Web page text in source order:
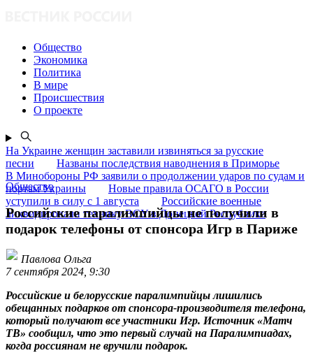
Общество
Экономика
Политика
В мире
Происшествия
О проекте
На Украине женщин заставили извиняться за русские
песни
Названы последствия наводнения в Приморье
В Минобороны РФ заявили о продолжении ударов по судам и
портам Украины
Новые правила ОСАГО в России
уступили в силу с 1 августа
Российские военные
ликвидировали технику ВСУ в Донецкой Республике
Общество
Российские паралимпийцы не получили в
подарок телефоны от спонсора Игр в Париже
Павлова Ольга
7 сентября 2024, 9:30
Российские и белорусские паралимпийцы лишились
обещанных подарков от спонсора-производителя телефона,
который получают все участники Игр. Источник «Матч
ТВ» сообщил, что это первый случай на Паралимпиадах,
когда россиянам не вручили подарок.